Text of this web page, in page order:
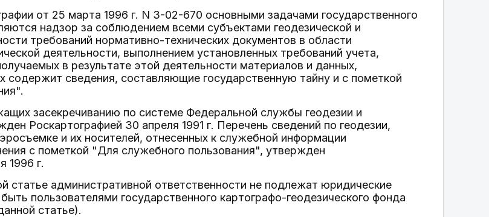
от 25 марта 1996 г. N 3-02-670 основными задачами государственного
надзор за соблюдением всеми субъектами геодезической и
требований нормативно-технических документов в области
деятельности, выполнением установленных требований учета,
в результате этой деятельности материалов и данных,
содержит сведения, составляющие государственную тайну и с пометкой
засекречиванию по системе Федеральной службы геодезии и
Роскартографией 30 апреля 1991 г. Перечень сведений по геодезии,
и их носителей, отнесенных к служебной информации
с пометкой "Для служебного пользования", утвержден
1996 г.
статье административной ответственности не подлежат юридические
пользователями государственного картографо-геодезического фонда
статье).